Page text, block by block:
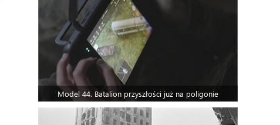
Model 44. Batalion przyszłości już na poligonie